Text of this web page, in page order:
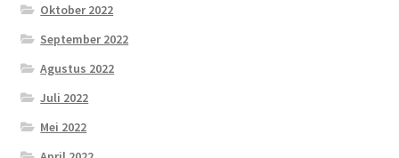
Oktober 2022
September 2022
Agustus 2022
Juli 2022
Mei 2022